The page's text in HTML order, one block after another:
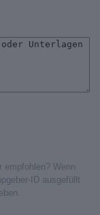
empfohlen? Wenn
ID ausgefüllt